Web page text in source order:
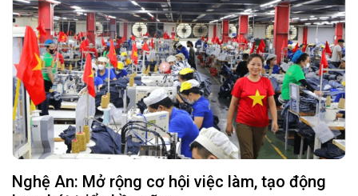
Nghệ An: Mở rộng cơ hội việc làm, tạo động